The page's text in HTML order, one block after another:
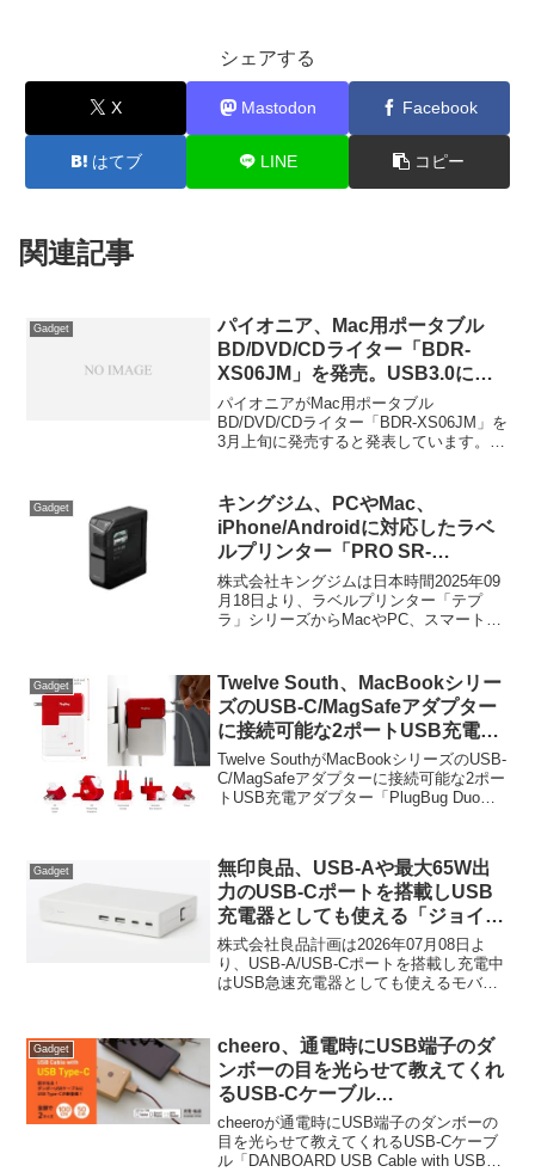
シェアする
X Mastodon Facebook
はてブ LINE コピー
関連記事
Gadget
パイオニア、Mac用ポータブル
BD/DVD/CDライター「BDR-
XS06JM」を発売。USB3.0に対
応しToast 12 Titanium BD/HDを
同梱。
パイオニアがMac用ポータブル
BD/DVD/CDライター「BDR-XS06JM」を
3月上旬に発売すると発表しています。詳
Gadget
キングジム、PCやMac、
iPhone/Androidに対応したラベ
ルプリンター「PRO SR-
R5600P」を発売。
株式会社キングジムは日本時間2025年09
月18日より、ラベルプリンター「テプ
ラ」シリーズからMacやPC、スマートフ
と発表(PDF)しています。
Gadget
Twelve South、MacBookシリー
ズのUSB-C/MagSafeアダプター
に接続可能な2ポートUSB充電ア
ダプター「PlugBug Duo」を発
売。
Twelve SouthがMacBookシリーズのUSB-
C/MagSafeアダプターに接続可能な2ポー
トUSB充電アダプター「PlugBug Duo」
Gadget
無印良品、USB-Aや最大65W出
力のUSB-Cポートを搭載しUSB
充電器としても使える「ジョイン
トタップ ロック付き ポータブル
バッテリー 20000mAh」を発
売。
株式会社良品計画は2026年07月08日よ
り、USB-A/USB-Cポートを搭載し充電中
はUSB急速充電器としても使えるモバイ
20000mAh (MJ-JKB1)」を新たに発売す
るそうです。
Gadget
cheero、通電時にUSB端子のダ
ンボーの目を光らせて教えてくれ
るUSB-Cケーブル
「DANBOARD USB Cable with
USB Type-C」を発売。
cheeroが通電時にUSB端子のダンボーの
目を光らせて教えてくれるUSB-Cケーブ
ル「DANBOARD USB Cable with USB